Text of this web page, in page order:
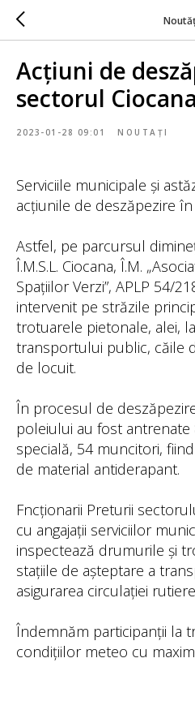
Acțiuni de
sectorul Ciocana
2023-01-28 09:01 NOUTAȚI
Serviciile municipale și
acțiunile de deszăpezire
Astfel, pe parcursul
Î.M.S.L. Ciocana, Î.M.
Spațiilor Verzi”, APLP 54/
intervenit pe străzile
trotuarele pietonale, alei,
transportului public, căile
de locuit.
În procesul de
poleiului au fost
specială, 54 muncitori,
de material antiderapant.
Fncționarii Preturii
cu angajații serviciilor
inspectează drumurile și
stațiile de așteptare a
asigurarea circulației
Îndemnăm participanții la
condițiilor meteo cu